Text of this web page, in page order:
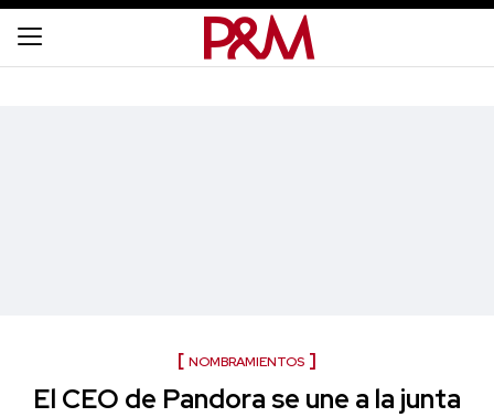
NOMBRAMIENTOS
El CEO de Pandora se une a la junta